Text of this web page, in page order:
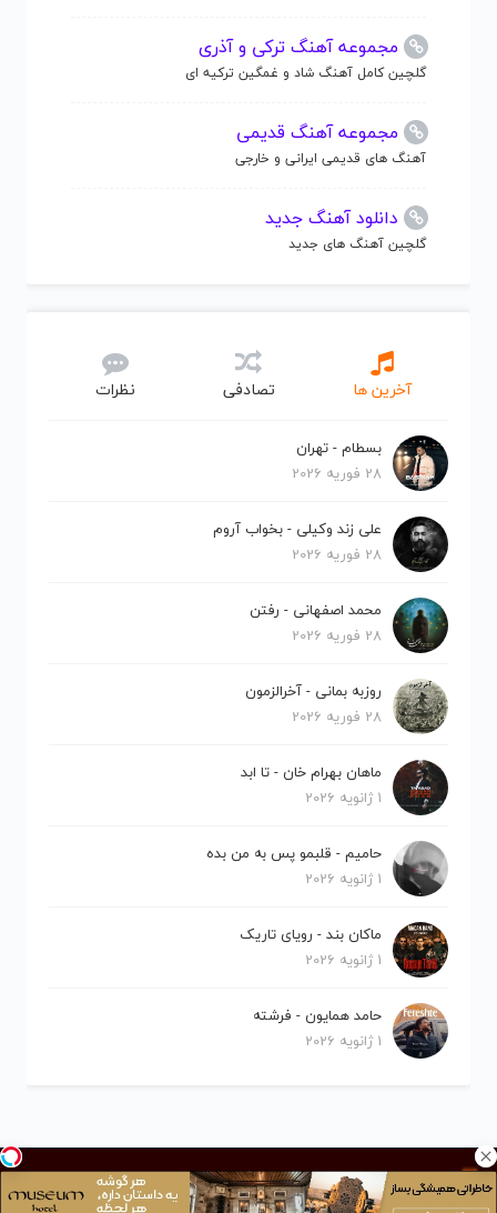
مجموعه آهنگ ترکی و آذری
گلچین کامل آهنگ شاد و غمگین ترکیه ای
مجموعه آهنگ قدیمی
آهنگ های قدیمی ایرانی و خارجی
دانلود آهنگ جدید
گلچین آهنگ های جدید
آخرین ها تصادفی نظرات
بسطام - تهران
28 فوریه 2026
علی زند وکیلی - بخواب آروم
28 فوریه 2026
محمد اصفهانی - رفتن
28 فوریه 2026
روزبه بمانی - آخرالزمون
28 فوریه 2026
ماهان بهرام خان - تا ابد
1 ژانویه 2026
حامیم - قلبمو پس به من بده
1 ژانویه 2026
ماکان بند - رویای تاریک
1 ژانویه 2026
حامد همایون - فرشته
1 ژانویه 2026
کلیه حقوق برای نیلو موزیک محفوظ است.